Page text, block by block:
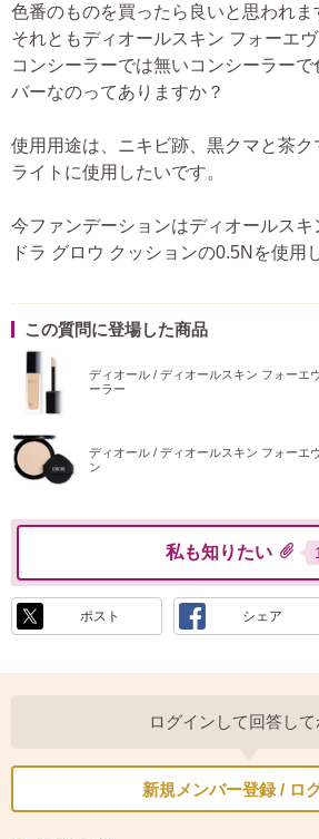
色番のものを買ったら良いと思われま
それともディオールスキン フォーエ
コンシーラーでは無いコンシーラー
バーなのってありますか？
使用用途は、ニキビ跡、黒クマと茶ク
ライトに使用したいです。
今ファンデーションはディオールスキ
ドラ グロウ クッションの0.5Nを使用
この質問に登場した商品
ディオール / ディオールスキン フォーエ
ーラー
ディオール / ディオールスキン フォーエ
ン
私も知りたい 1
ポスト シェア
ログインして回答して
新規メンバー登録 / ロ